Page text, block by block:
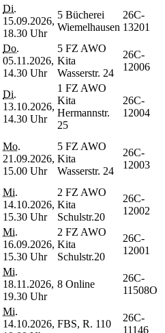
Di.
15.09.2026,
18.30 Uhr
5 Bücherei
Wiemelhausen
26C-
13201
Do.
05.11.2026,
14.30 Uhr
5 FZ AWO
Kita
Wasserstr. 24
26C-
12006
Di.
13.10.2026,
14.30 Uhr
1 FZ AWO
Kita
Hermannstr.
25
26C-
12004
Mo.
21.09.2026,
15.00 Uhr
5 FZ AWO
Kita
Wasserstr. 24
26C-
12003
Mi.
14.10.2026,
15.30 Uhr
2 FZ AWO
Kita
Schulstr.20
26C-
12002
Mi.
16.09.2026,
15.30 Uhr
2 FZ AWO
Kita
Schulstr.20
26C-
12001
Mi.
18.11.2026,
19.30 Uhr
8 Online
26C-
11508O
Mi.
14.10.2026, FBS, R. 110
26C-
11146